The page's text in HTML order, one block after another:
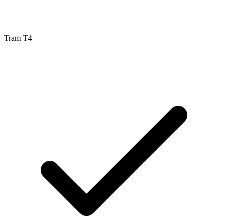
Tram T4